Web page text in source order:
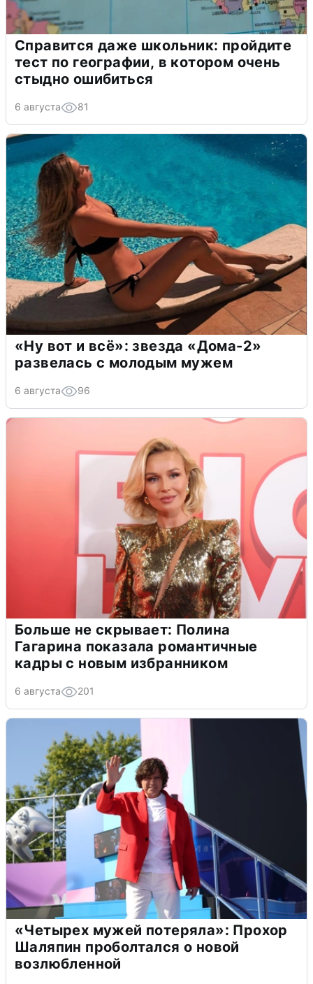
Справится даже школьник: пройдите
тест по географии, в котором очень
стыдно ошибиться
6 августа 81
«Ну вот и всё»: звезда «Дома-2»
развелась с молодым мужем
6 августа 96
Больше не скрывает: Полина
Гагарина показала романтичные
кадры с новым избранником
6 августа 201
«Четырех мужей потеряла»: Прохор
Шаляпин проболтался о новой
возлюбленной